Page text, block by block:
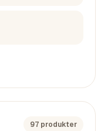
97 produkter